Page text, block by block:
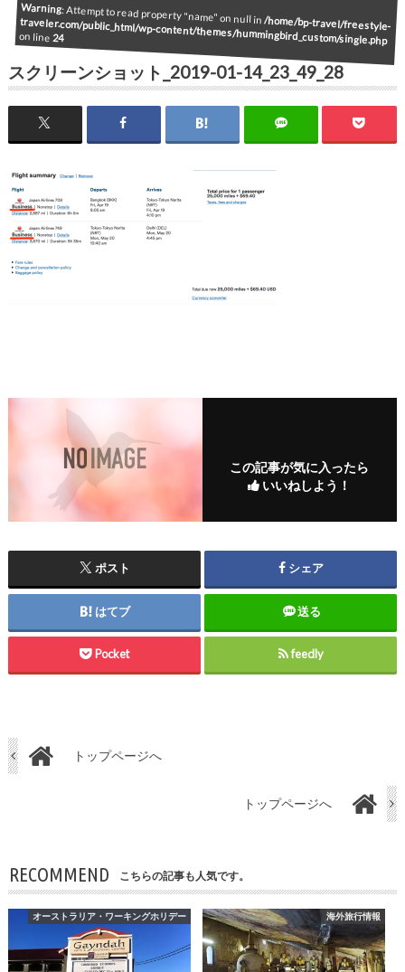
Warning: Attempt to read property "name" on null in/home/bp-travel/freestyle-
traveler.com/public_html/wp-content/themes/hummingbird_custom/single.php
on line 24
スクリーンショット_2019-01-14_23_49_28
この記事が気に入ったら
いいねしよう！
ポスト シェア
はてブ 送る
Pocket feedly
トップページへ
トップページへ
RECOMMEND こちらの記事も人気です。
オーストラリア・ワーキングホリデー 海外旅行情報